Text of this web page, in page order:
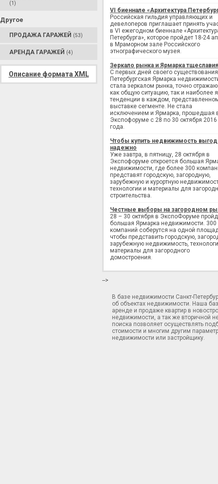
(1)
Другое
ПРОДАЖА ГАРАЖЕЙ (53)
АРЕНДА ГАРАЖЕЙ (4)
Описание формата XML
VI биеннале «Архитектура
Российская гильдия управляющих и
девелоперов приглашает принять
в VI ежегодном биеннале
Петербурга», которое пройдет 18-24
в Мраморном зале Российского
этнографического музея.
Зеркало рынка и Ярмарка тщеславия
С первых дней своего существования
Петербургская Ярмарка
стала зеркалом рынка, точно
как общую ситуацию, так и наиболее
тенденции в каждом,
выставке сегменте. Не стала
исключением и Ярмарка, прошедшая
Экспофоруме с 28 по 30 октября 2016
года.
Чтобы купить недвижимость
надежно
Уже завтра, в пятницу, 28 октября в
Экспофоруме откроется большая
недвижимости, где более 300
представят городскую, загородную,
зарубежную и курортную
технологии и материалы для
строительства.
Честные выборы на загородном
28 – 30 октября в ЭкспоФоруме
большая Ярмарка недвижимости. 300
компаний соберутся на одной
чтобы представить городскую,
зарубежную недвижимость,
материалы для загородного
домостроения.
-->
В базе недвижимости Санкт-
об объектах недвижимости. Наша
аренде и продаже квартир в
недвижимости, а так же вторичной
поиска позволяет осуществлять
стоимости и многим другим
недвижимости или застройщику.